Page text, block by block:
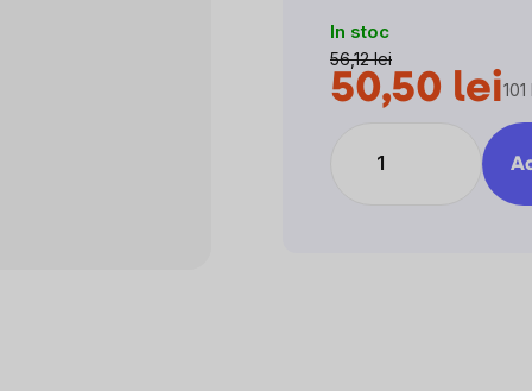
In stoc
56,12 lei
50,50 lei